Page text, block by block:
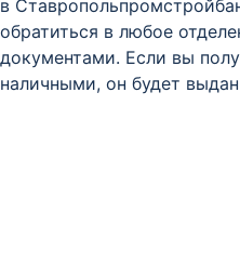
в
обратиться в любое
документами. Если вы
наличными, он будет